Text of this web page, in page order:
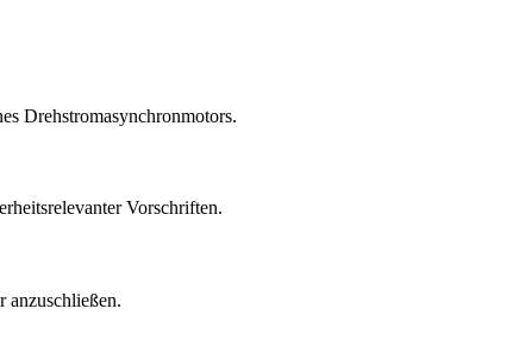
Drehstromasynchronmotors.
Vorschriften.
anzuschließen.